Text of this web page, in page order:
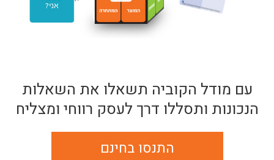
עם מודל הקוביה תשאלו את השאלות
הנכונות ותסללו דרך לעסק רווחי ומצליח
התנסו בחינם